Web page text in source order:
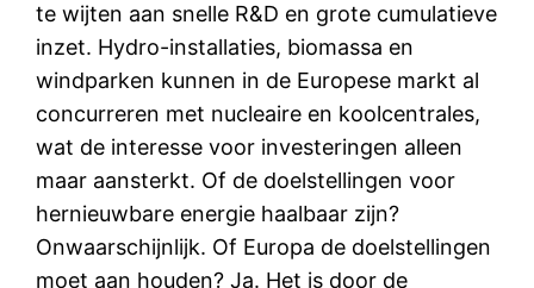
te wijten aan snelle R&D en grote cumulatieve
inzet. Hydro-installaties, biomassa en
windparken kunnen in de Europese markt al
concurreren met nucleaire en koolcentrales,
wat de interesse voor investeringen alleen
maar aansterkt. Of de doelstellingen voor
hernieuwbare energie haalbaar zijn?
Onwaarschijnlijk. Of Europa de doelstellingen
moet aan houden? Ja. Het is door de